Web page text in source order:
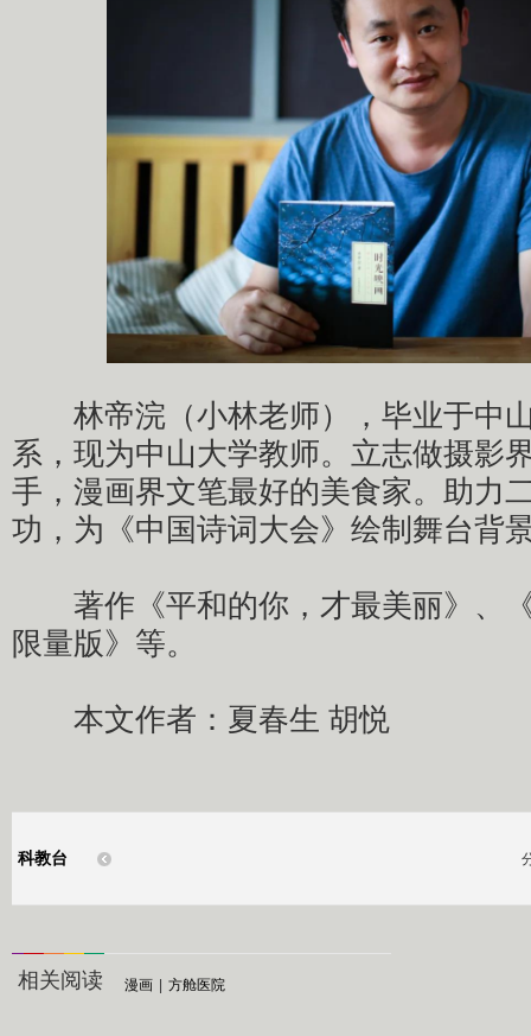
林帝浣（小林老师），毕业于中
系，现为中山大学教师。立志做摄影
手，漫画界文笔最好的美食家。助力
功，为《中国诗词大会》绘制舞台背
著作《平和的你，才最美丽》、
限量版》等。
本文作者：夏春生 胡悦
科教台
相关阅读 漫画 方舱医院